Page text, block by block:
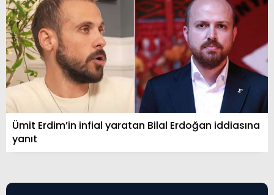
Ümit Erdim’in infial yaratan Bilal Erdoğan iddiasına
yanıt